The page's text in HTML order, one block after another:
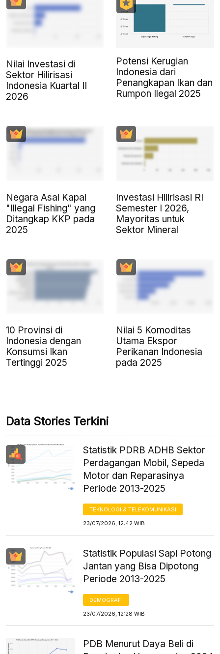
Nilai Investasi di
Sektor Hilirisasi
Indonesia Kuartal II
2026
Potensi Kerugian
Indonesia dari
Penangkapan Ikan dan
Rumpon Ilegal 2025
Negara Asal Kapal
"Illegal Fishing" yang
Ditangkap KKP pada
2025
Investasi Hilirisasi RI
Semester I 2026,
Mayoritas untuk
Sektor Mineral
10 Provinsi di
Indonesia dengan
Konsumsi Ikan
Tertinggi 2025
Nilai 5 Komoditas
Utama Ekspor
Perikanan Indonesia
pada 2025
Data Stories Terkini
Statistik PDRB ADHB Sektor
Perdagangan Mobil, Sepeda
Motor dan Reparasinya
Periode 2013-2025
TEKNOLOGI & TELEKOMUNIKASI
23/07/2026, 12:42 WIB
Statistik Populasi Sapi Potong
Jantan yang Bisa Dipotong
Periode 2013-2025
DEMOGRAFI
23/07/2026, 12:28 WIB
PDB Menurut Daya Beli di